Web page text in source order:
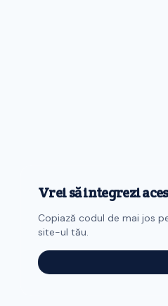
Vrei să integrezi
Copiază codul de mai jos
site-ul tău.